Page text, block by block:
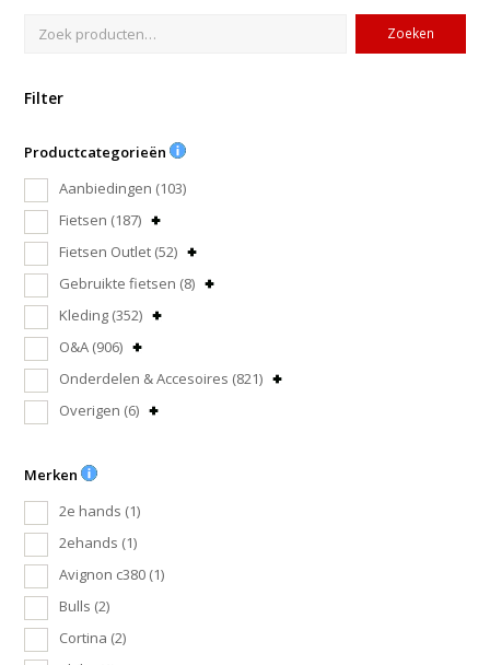
Zoeken
Filter
Productcategorieën
Aanbiedingen (103)
Fietsen (187)
Fietsen Outlet (52)
Gebruikte fietsen (8)
Kleding (352)
O&A (906)
Onderdelen & Accesoires (821)
Overigen (6)
Merken
2e hands (1)
2ehands (1)
Avignon c380 (1)
Bulls (2)
Cortina (2)